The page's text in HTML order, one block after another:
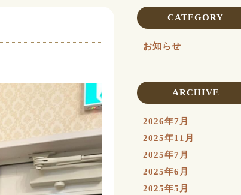
CATEGORY
お知らせ
ARCHIVE
2026年7月
2025年11月
2025年7月
2025年6月
2025年5月